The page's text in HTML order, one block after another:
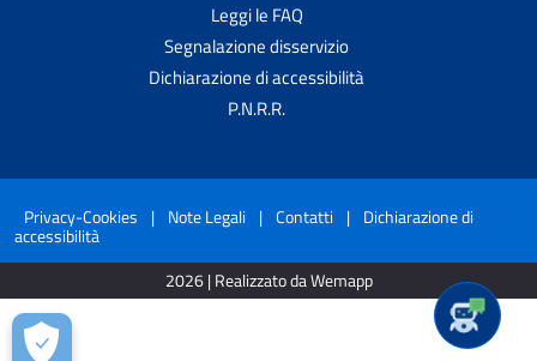
Leggi le FAQ
Segnalazione disservizio
Dichiarazione di accessibilità
P.N.R.R.
Privacy-Cookies | Note Legali | Contatti | Dichiarazione di
accessibilità
2026 | Realizzato da Wemapp